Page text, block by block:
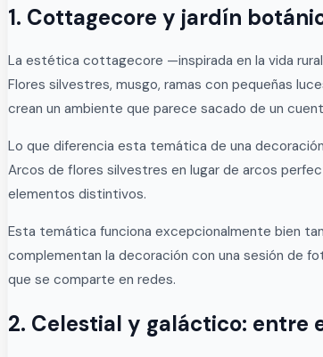
1. Cottagecore y jardín
La estética cottagecore —inspirada en la vida
Flores silvestres, musgo, ramas con pequeñas
crean un ambiente que parece sacado de un
Lo que diferencia esta temática de una
Arcos de flores silvestres en lugar de arcos
elementos distintivos.
Esta temática funciona excepcionalmente bien
complementan la decoración con una sesión de
que se comparte en redes.
2. Celestial y galáctico: entre